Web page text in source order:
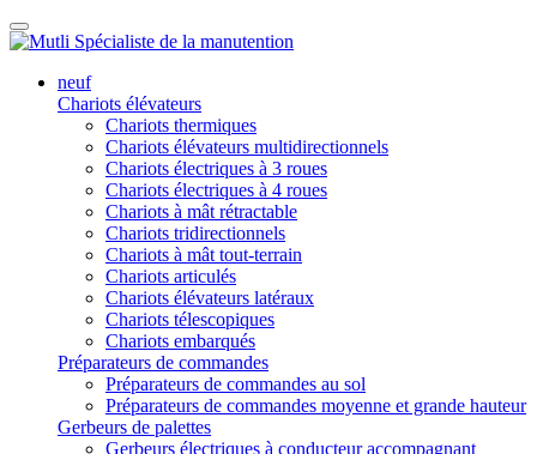
neuf
Chariots élévateurs
Chariots thermiques
Chariots élévateurs multidirectionnels
Chariots électriques à 3 roues
Chariots électriques à 4 roues
Chariots à mât rétractable
Chariots tridirectionnels
Chariots à mât tout-terrain
Chariots articulés
Chariots élévateurs latéraux
Chariots télescopiques
Chariots embarqués
Préparateurs de commandes
Préparateurs de commandes au sol
Préparateurs de commandes moyenne et grande hauteur
Gerbeurs de palettes
Gerbeurs électriques à conducteur accompagnant